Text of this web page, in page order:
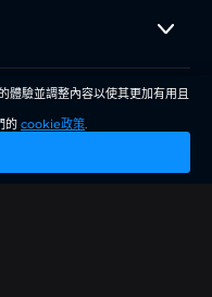
Digitais LTDA
體驗並調整內容以使其更加有用且
的 cookie政策.